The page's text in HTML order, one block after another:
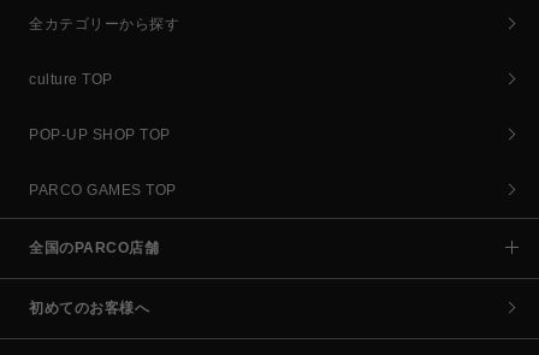
全カテゴリーから探す
culture TOP
POP-UP SHOP TOP
PARCO GAMES TOP
全国のPARCO店舗
初めてのお客様へ